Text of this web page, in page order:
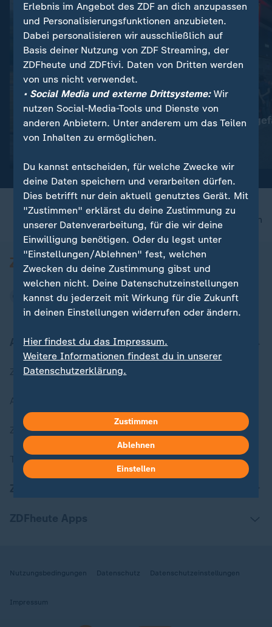
Greenwashing oder Klimaschutz
Klimaversprechen beim
Fliegen
Berlin
Kostendruck
nach oben
Aktuell bei ZDFheute
Zuletzt veröffentlicht
ZDFheute Stories
Themen im Überblick
Nutzungsbedingungen Datenschutz Datenschutzeinstellungen
Impressum
Erlebnis im Angebot des ZDF an dich anzupassen
und Personalisierungsfunktionen anzubieten.
Dabei personalisieren wir ausschließlich auf
Basis deiner Nutzung von ZDF Streaming, der
ZDFheute und ZDFtivi. Daten von Dritten werden
von uns nicht verwendet.
• Social Media und externe Drittsysteme:Wir
nutzen Social-Media-Tools und Dienste von
anderen Anbietern. Unter anderem um das Teilen
von Inhalten zu ermöglichen.
Du kannst entscheiden, für welche Zwecke wir
deine Daten speichern und verarbeiten dürfen.
Dies betrifft nur dein aktuell genutztes Gerät. Mit
"Zustimmen" erklärst du deine Zustimmung zu
unserer Datenverarbeitung, für die wir deine
Einwilligung benötigen. Oder du legst unter
"Einstellungen/Ablehnen" fest, welchen
Zwecken du deine Zustimmung gibst und
welchen nicht. Deine Datenschutzeinstellungen
kannst du jederzeit mit Wirkung für die Zukunft
in deinen Einstellungen widerrufen oder ändern.
Hier findest du das Impressum.
Weitere Informationen findest du in unserer
Datenschutzerklärung.
Zustimmen
Ablehnen
Einstellen